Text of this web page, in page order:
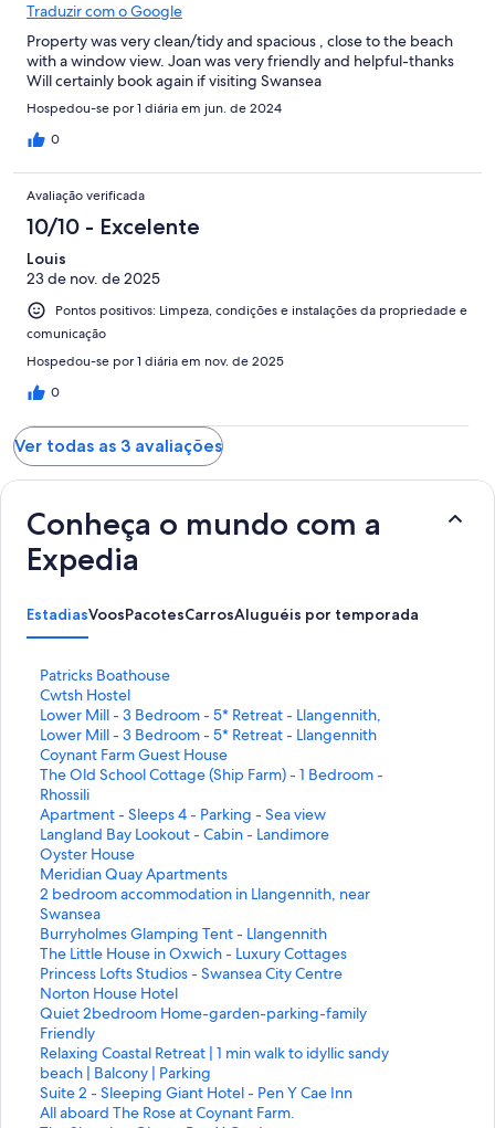
Traduzir com o Google
Property was very clean/tidy and spacious , close to the beach
with a window view. Joan was very friendly and helpful-thanks
Will certainly book again if visiting Swansea
Hospedou-se por 1 diária em jun. de 2024
0
Avaliação verificada
10/10 - Excelente
Louis
23 de nov. de 2025
Pontos positivos: Limpeza, condições e instalações da propriedade e
comunicação
Hospedou-se por 1 diária em nov. de 2025
0
Ver todas as 3 avaliações
Conheça o mundo com a
Expedia
EstadiasVoosPacotesCarrosAluguéis por temporada
Patricks Boathouse
L
i
n
k
q
u
e
a
b
r
e
e
s
t
a
p
á
g
i
n
a
:
P
Cwtsh Hostel
L
i
n
k
q
u
e
a
b
r
e
e
s
t
a
p
á
g
i
n
a
:
Lower Mill - 3 Bedroom - 5* Retreat - Llangennith,
Lower Mill - 3 Bedroom - 5* Retreat - Llangennith
L
i
n
k
q
u
e
a
b
r
e
e
s
t
a
p
á
g
i
n
a
Coynant Farm Guest House
L
i
n
k
q
u
e
a
b
r
e
e
s
t
a
p
á
g
i
The Old School Cottage (Ship Farm) - 1 Bedroom -
Rhossili
L
i
n
k
q
u
e
a
b
r
e
e
s
t
a
p
á
g
Apartment - Sleeps 4 - Parking - Sea view
L
i
n
k
q
u
e
a
b
r
e
e
s
t
a
p
Langland Bay Lookout - Cabin - Landimore
L
i
n
k
q
u
e
a
b
r
e
e
s
t
a
Oyster House
L
i
n
k
q
u
e
a
b
r
e
e
s
t
Meridian Quay Apartments
L
i
n
k
q
u
e
a
b
r
e
e
s
2 bedroom accommodation in Llangennith, near
Swansea
L
i
n
k
q
u
e
a
b
r
e
e
Burryholmes Glamping Tent - Llangennith
L
i
n
k
q
u
e
a
b
r
The Little House in Oxwich - Luxury Cottages
L
i
n
k
q
u
e
a
b
Princess Lofts Studios - Swansea City Centre
L
i
n
k
q
u
e
a
Norton House Hotel
L
i
n
k
q
u
e
Quiet 2bedroom Home-garden-parking-family
Friendly
L
i
n
k
q
u
Relaxing Coastal Retreat | 1 min walk to idyllic sandy
beach | Balcony | Parking
L
i
n
k
Suite 2 - Sleeping Giant Hotel - Pen Y Cae Inn
L
iAll aboard The Rose at Coynant Farm.
L